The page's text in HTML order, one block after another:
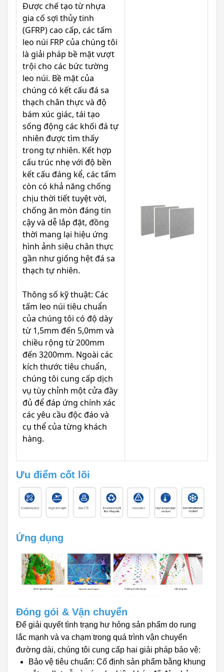
Được chế tạo từ nhựa
gia cố sợi thủy tinh
(GFRP) cao cấp, các tấm
leo núi FRP của chúng tôi
là giải pháp bề mặt vượt
trội cho các bức tường
leo núi. Bề mặt của
chúng có kết cấu đá sa
thạch chân thực và độ
bám xúc giác, tái tạo
sống động các khối đá tự
nhiên được tìm thấy
trong tự nhiên. Kết hợp
cấu trúc nhẹ với độ bền
kết cấu đáng kể, các tấm
còn có khả năng chống
chịu thời tiết tuyệt vời,
chống ăn mòn đáng tin
cậy và dễ lắp đặt, đồng
thời mang lại hiệu ứng
hình ảnh siêu chân thực
gần như giống hệt đá sa
thạch tự nhiên.
Thông số kỹ thuật: Các
tấm leo núi tiêu chuẩn
của chúng tôi có độ dày
từ 1,5mm đến 5,0mm và
chiều rộng từ 200mm
đến 3200mm. Ngoài các
kích thước tiêu chuẩn,
chúng tôi cung cấp dịch
vụ tùy chỉnh một cửa đầy
đủ để đáp ứng chính xác
các yêu cầu độc đáo và
cụ thể của từng khách
hàng.
Ưu điểm cốt lõi
Ứng dụng
Đóng gói & Vận chuyển
Để giải quyết tình trạng hư hỏng sản phẩm do rung
lắc mạnh và va chạm trong quá trình vận chuyển
đường dài, chúng tôi cung cấp hai giải pháp bảo vệ:
Bảo vệ tiêu chuẩn: Cố định sản phẩm bằng khung